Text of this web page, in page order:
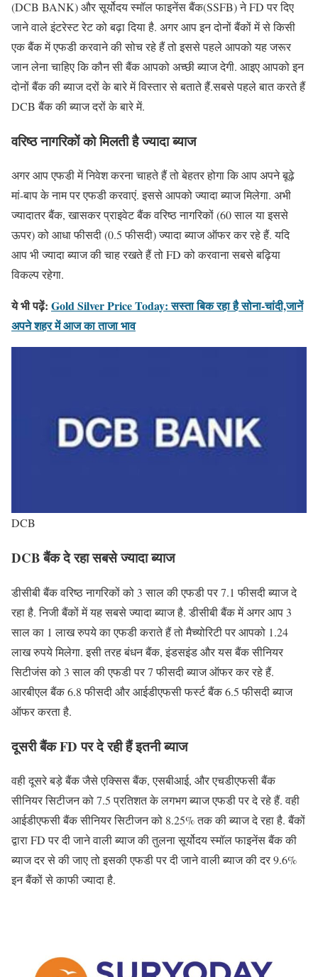
(DCB BANK) और सूर्योदय स्मॉल फाइनेंस बैंक(SSFB) ने FD पर दिए
जाने वाले इंटरेस्ट रेट को बढ़ा दिया है. अगर आप इन दोनों बैंकों में से किसी
एक बैंक में एफडी करवाने की सोच रहे हैं तो इससे पहले आपको यह जरूर
जान लेना चाहिए कि कौन सी बैंक आपको अच्छी ब्याज देगी. आइए आपको इन
दोनों बैंक की ब्याज दरों के बारे में विस्तार से बताते हैं.सबसे पहले बात करते हैं
DCB बैंक की ब्याज दरों के बारे में.
वरिष्ठ नागरिकों को मिलती है ज्यादा ब्याज
अगर आप एफडी में निवेश करना चाहते हैं तो बेहतर होगा कि आप अपने बूढ़े
मां-बाप के नाम पर एफडी करवाएं. इससे आपको ज्यादा ब्याज मिलेगा. अभी
ज्यादातर बैंक, खासकर प्राइवेट बैंक वरिष्ठ नागरिकों (60 साल या इससे
ऊपर) को आधा फीसदी (0.5 फीसदी) ज्यादा ब्याज ऑफर कर रहे हैं. यदि
आप भी ज्यादा ब्याज की चाह रखते हैं तो FD को करवाना सबसे बढ़िया
विकल्प रहेगा.
ये भी पढ़ें: Gold Silver Price Today: सस्ता बिक रहा है सोना-चांदी,जानें
अपने शहर में आज का ताजा भाव
DCB
DCB बैंक दे रहा सबसे ज्यादा ब्याज
डीसीबी बैंक वरिष्ठ नागरिकों को 3 साल की एफडी पर 7.1 फीसदी ब्याज दे
रहा है. निजी बैंकों में यह सबसे ज्यादा ब्याज है. डीसीबी बैंक में अगर आप 3
साल का 1 लाख रुपये का एफडी कराते हैं तो मैच्योरिटी पर आपको 1.24
लाख रुपये मिलेगा. इसी तरह बंधन बैंक, इंडसइंड और यस बैंक सीनियर
सिटीजंस को 3 साल की एफडी पर 7 फीसदी ब्याज ऑफर कर रहे हैं.
आरबीएल बैंक 6.8 फीसदी और आईडीएफसी फर्स्ट बैंक 6.5 फीसदी ब्याज
ऑफर करता है.
दूसरी बैंक FD पर दे रही हैं इतनी ब्याज
वही दूसरे बड़े बैंक जैसे एक्सिस बैंक, एसबीआई, और एचडीएफसी बैंक
सीनियर सिटीजन को 7.5 प्रतिशत के लगभग ब्याज एफडी पर दे रहे हैं. वही
आईडीएफसी बैंक सीनियर सिटीजन को 8.25% तक की ब्याज दे रहा है. बैंकों
द्वारा FD पर दी जाने वाली ब्याज की तुलना सूर्योदय स्मॉल फाइनेंस बैंक की
ब्याज दर से की जाए तो इसकी एफडी पर दी जाने वाली ब्याज की दर 9.6%
इन बैंकों से काफी ज्यादा है.